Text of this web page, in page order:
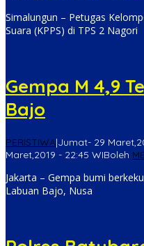
Simalungun – Petugas
Suara (KPPS) di TPS 2 Nagori
Gempa M 4,9
Bajo
PERISTIWA|Jumat- 29
Maret,2019 - 22:45 WIBoleh
Jakarta – Gempa bumi
Labuan Bajo, Nusa